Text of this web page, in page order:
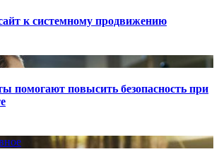
к системному продвижению
помогают повысить безопасность при